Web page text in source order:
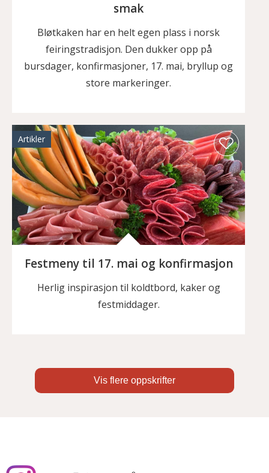
smak
Bløtkaken har en helt egen plass i norsk
feiringstradisjon. Den dukker opp på
bursdager, konfirmasjoner, 17. mai, bryllup og
store markeringer.
Artikler
Festmeny til 17. mai og konfirmasjon
Herlig inspirasjon til koldtbord, kaker og
festmiddager.
Vis flere oppskrifter